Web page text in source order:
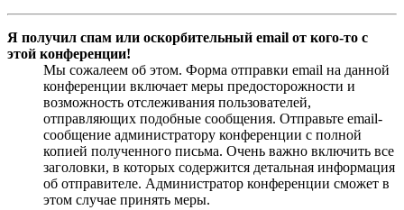
Я получил спам или оскорбительный email от кого-то с
этой конференции!
Мы сожалеем об этом. Форма отправки email на данной
конференции включает меры предосторожности и
возможность отслеживания пользователей,
отправляющих подобные сообщения. Отправьте email-
сообщение администратору конференции с полной
копией полученного письма. Очень важно включить все
заголовки, в которых содержится детальная информация
об отправителе. Администратор конференции сможет в
этом случае принять меры.